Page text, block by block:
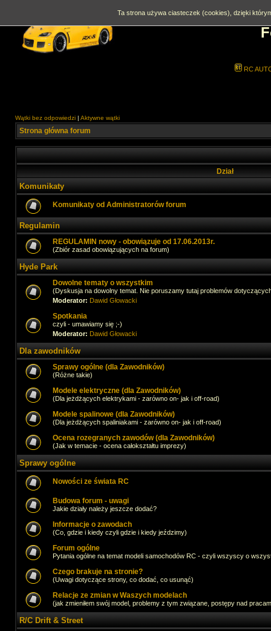
RC
Wątki bez odpowiedzi | Aktywne wątki
Strona główna forum
Dział
Komunikaty
Komunikaty od Administratorów forum
Regulamin
REGULAMIN nowy - obowiązuje od 17.06.2013r.
(Zbiór zasad obowiązujących na forum)
Hyde Park
Dowolne tematy o wszystkim
(Dyskusja na dowolny temat. Nie poruszamy tutaj problemów
Moderator: Dawid Głowacki
Spotkania
czyli - umawiamy się ;-)
Moderator: Dawid Głowacki
Dla zawodników
Sprawy ogólne (dla Zawodników)
(Różne takie)
Modele elektryczne (dla Zawodników)
(Dla jeżdżących elektrykami - zarówno on- jak i off-road)
Modele spalinowe (dla Zawodników)
(Dla jeżdżących spaliniakami - zarówno on- jak i off-road)
Ocena rozegranych zawodów (dla Zawodników)
(Jak w temacie - ocena całokształtu imprezy)
Sprawy ogólne
Nowości ze świata RC
Budowa forum - uwagi
Jakie działy należy jeszcze dodać?
Informacje o zawodach
(Co, gdzie i kiedy czyli gdzie i kiedy jeździmy)
Forum ogólne
Pytania ogólne na temat modeli samochodów RC - czyli wszyscy o
Czego brakuje na stronie?
(Uwagi dotyczące strony, co dodać, co usunąć)
Relacje ze zmian w Waszych modelach
(jak zmieniłem swój model, problemy z tym związane, postępy nad
R/C Drift & Street
Ta strona używa ciasteczek (cookies), dzięki